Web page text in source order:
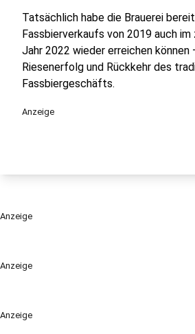
Anzeige
Anzeige
Tatsächlich habe die Brauerei
Fassbierverkaufs von 2019 auch
Jahr 2022 wieder erreichen können
Riesenerfolg und Rückkehr des
Fassbiergeschäfts.
Anzeige
Anzeige